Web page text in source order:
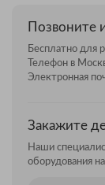
Позвоните
Бесплатно для
Телефон в
Электронная
Закажите
Наши
оборудования